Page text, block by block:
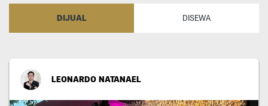
DIJUAL DISEWA
LEONARDO NATANAEL